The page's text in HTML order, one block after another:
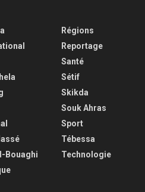
Bouaghi
Régions
Reportage
Santé
Sétif
Skikda
Souk Ahras
Sport
Tébessa
Technologie